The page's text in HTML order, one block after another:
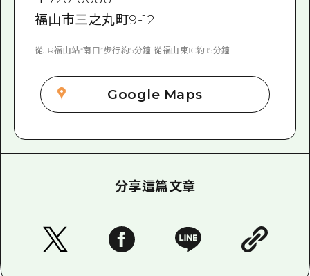
福山市三之丸町9-12
從JR福山站“南口”步行約5分鐘 從福山東IC約15分鐘
Google Maps
分享這篇文章